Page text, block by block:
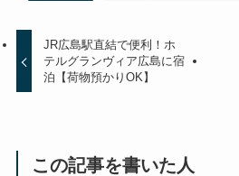
JR広島駅直結で便利！ホ
テルグランヴィア広島に宿
泊【荷物預かりOK】
この記事を書いた人